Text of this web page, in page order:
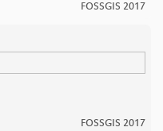
FOSSGIS 2017
FOSSGIS 2017